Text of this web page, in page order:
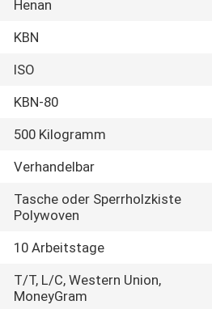
Henan
KBN
ISO
KBN-80
500 Kilogramm
Verhandelbar
Tasche oder Sperrholzkiste
Polywoven
10 Arbeitstage
T/T, L/C, Western Union,
MoneyGram